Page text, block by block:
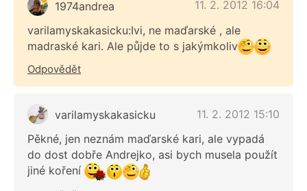
1974andrea
11. 2. 2012 16:04
varilamyskakasicku:Ivi, ne maďarské , ale
madraské kari. Ale půjde to s jakýmkoliv
Odpovědět
varilamyskakasicku
11. 2. 2012 15:10
Pěkné, jen neznám maďarské kari, ale vypadá
do dost dobře Andrejko, asi bych musela použít
jiné koření